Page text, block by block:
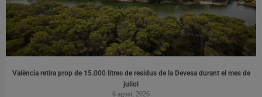
València retira prop de 15.000 litres de residus de la Devesa durant el mes de
juliol
6 agost, 2026